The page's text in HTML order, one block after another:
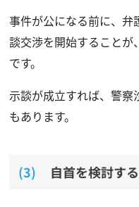
事件が公になる前に、弁
談交渉を開始すること
です。
示談が成立すれば、警察
もあります。
自首を検討する